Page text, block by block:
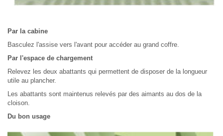
Par la cabine
Basculez l'assise vers l'avant pour accéder au grand coffre.
Par l'espace de chargement
Relevez les deux abattants qui permettent de disposer de la longueur
utile au plancher.
Les abattants sont maintenus relevés par des aimants au dos de la
cloison.
Du bon usage